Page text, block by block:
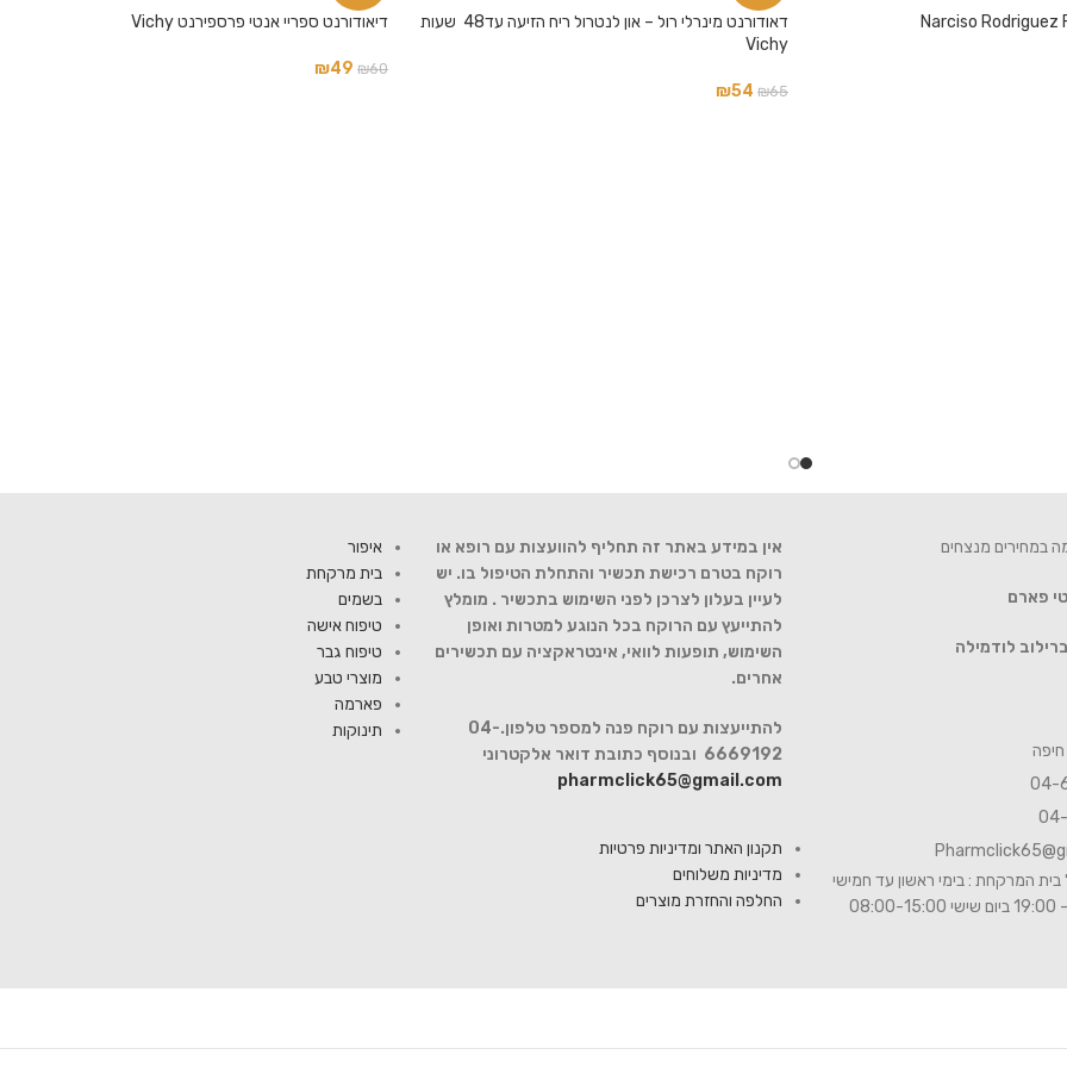
Narciso Rodriguez
דאודורנט מינרלי רול – און לנטרול ריח הזיעה עד48 שעות
Vichy
₪65
₪54
דיאודורנט ספריי אנטי פרספירנט Vichy
₪60
₪49
איפור
בית מרקחת
בשמים
טיפוח אישה
טיפוח גבר
מוצרי טבע
פארמה
תינוקות
אין במידע באתר זה תחליף להוועצות עם רופא או
רוקח בטרם רכישת תכשיר והתחלת הטיפול בו. יש
לעיין בעלון לצרכן לפני השימוש בתכשיר . מומלץ
להתייעץ עם הרוקח בכל הנוגע למטרות ואופן
השימוש, תופעות לוואי, אינטראקציה עם תכשירים
אחרים.
להתייעצות עם רוקח פנה למספר טלפון.04-
6669192 ובנוסף כתובת דואר אלקטרוני
pharmclick65@gmail.com
תקנון האתר ומדיניות פרטיות
מדיניות משלוחים
החלפה והחזרת מוצרים
במחירים מנצחים
פארם
לודמילה
המרקחת : בימי ראשון עד חמישי